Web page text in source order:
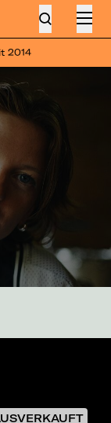
2014